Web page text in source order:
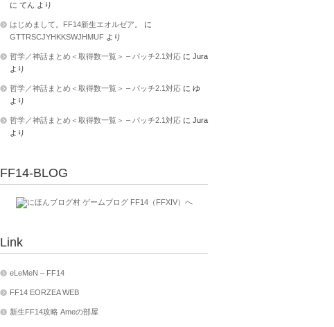
に てん より
はじめまして。FF14新生エオルゼア。
に
GTTRSCJYHKKSWJHMUF より
哲学／神話まとめ＜取得数一覧＞ – パッチ2.1対応 に Jura
より
哲学／神話まとめ＜取得数一覧＞ – パッチ2.1対応 に ゆ
より
哲学／神話まとめ＜取得数一覧＞ – パッチ2.1対応 に Jura
より
FF14-BLOG
Link
eLeMeN – FF14
FF14 EORZEA WEB
新生FF14攻略 Ameの部屋